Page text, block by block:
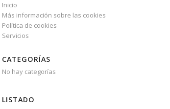
Inicio
Más información sobre las cookies
Política de cookies
Servicios
CATEGORÍAS
No hay categorías
LISTADO